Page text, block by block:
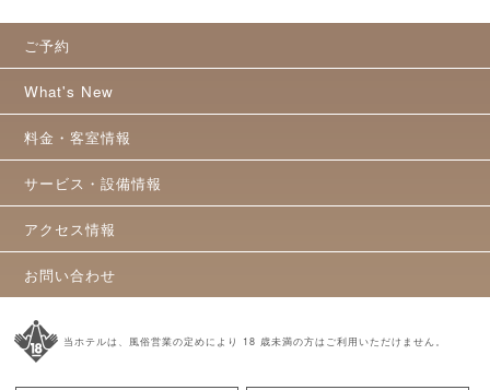
ご予約
What's New
料金・客室情報
サービス・設備情報
アクセス情報
お問い合わせ
当ホテルは、風俗営業の定めにより 18 歳未満の方はご利用いただけません。